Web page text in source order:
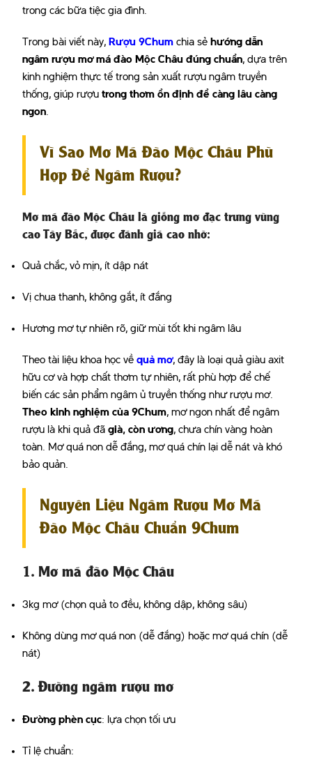
trong các bữa tiệc gia đình.
Trong bài viết này, Rượu 9Chum chia sẻ hướng dẫn
ngâm rượu mơ má đào Mộc Châu đúng chuẩn, dựa trên
kinh nghiệm thực tế trong sản xuất rượu ngâm truyền
thống, giúp rượu trong thơm ổn định để càng lâu càng
ngon.
Vì Sao Mơ Má Đào Mộc Châu Phù
Hợp Để Ngâm Rượu?
Mơ má đào Mộc Châu là giống mơ đặc trưng vùng
cao Tây Bắc, được đánh giá cao nhờ:
Quả chắc, vỏ mịn, ít dập nát
Vị chua thanh, không gắt, ít đắng
Hương mơ tự nhiên rõ, giữ mùi tốt khi ngâm lâu
Theo tài liệu khoa học về quả mơ, đây là loại quả giàu axit
hữu cơ và hợp chất thơm tự nhiên, rất phù hợp để chế
biến các sản phẩm ngâm ủ truyền thống như rượu mơ.
Theo kinh nghiệm của 9Chum, mơ ngon nhất để ngâm
rượu là khi quả đã già, còn ương, chưa chín vàng hoàn
toàn. Mơ quá non dễ đắng, mơ quá chín lại dễ nát và khó
bảo quản.
Nguyên Liệu Ngâm Rượu Mơ Má
Đào Mộc Châu Chuẩn 9Chum
1. Mơ má đào Mộc Châu
3kg mơ (chọn quả to đều, không dập, không sâu)
Không dùng mơ quá non (dễ đắng) hoặc mơ quá chín (dễ
nát)
2. Đường ngâm rượu mơ
Đường phèn cục: lựa chọn tối ưu
Tỉ lệ chuẩn: